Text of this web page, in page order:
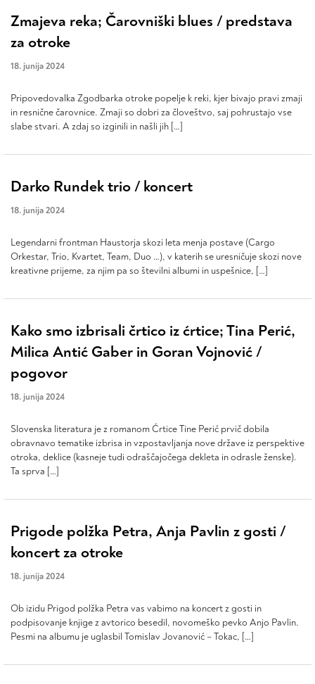
Zmajeva reka; Čarovniški blues / predstava
za otroke
18. junija 2024
Pripovedovalka Zgodbarka otroke popelje k reki, kjer bivajo pravi zmaji
in resnične čarovnice. Zmaji so dobri za človeštvo, saj pohrustajo vse
slabe stvari. A zdaj so izginili in našli jih […]
Darko Rundek trio / koncert
18. junija 2024
Legendarni frontman Haustorja skozi leta menja postave (Cargo
Orkestar, Trio, Kvartet, Team, Duo …), v katerih se uresničuje skozi nove
kreativne prijeme, za njim pa so številni albumi in uspešnice, […]
Kako smo izbrisali črtico iz ćrtice; Tina Perić,
Milica Antić Gaber in Goran Vojnović /
pogovor
18. junija 2024
Slovenska literatura je z romanom Ćrtice Tine Perić prvič dobila
obravnavo tematike izbrisa in vzpostavljanja nove države iz perspektive
otroka, deklice (kasneje tudi odraščajočega dekleta in odrasle ženske).
Ta sprva […]
Prigode polžka Petra, Anja Pavlin z gosti /
koncert za otroke
18. junija 2024
Ob izidu Prigod polžka Petra vas vabimo na koncert z gosti in
podpisovanje knjige z avtorico besedil, novomeško pevko Anjo Pavlin.
Pesmi na albumu je uglasbil Tomislav Jovanović – Tokac, […]